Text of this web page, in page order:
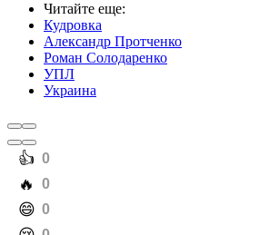
Читайте еще:
Кудровка
Александр Протченко
Роман Солодаренко
УПЛ
Украина
️👍 0
️🔥 0
️😄 0